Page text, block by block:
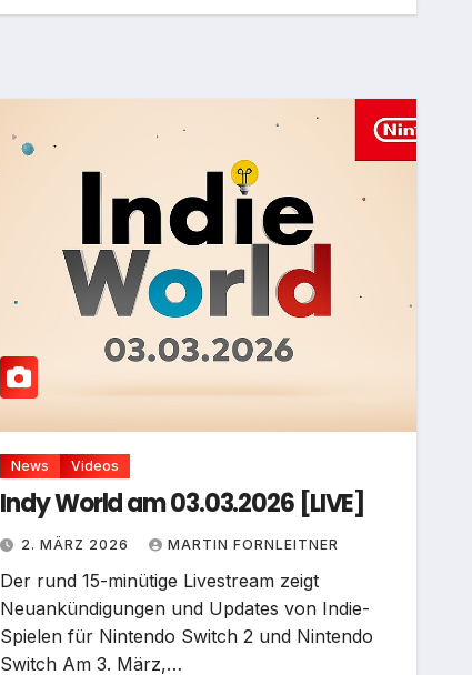
News Videos
Indy World am 03.03.2026 [LIVE]
2. MÄRZ 2026 MARTIN FORNLEITNER
Der rund 15-minütige Livestream zeigt
Neuankündigungen und Updates von Indie-
Spielen für Nintendo Switch 2 und Nintendo
Switch Am 3. März,…